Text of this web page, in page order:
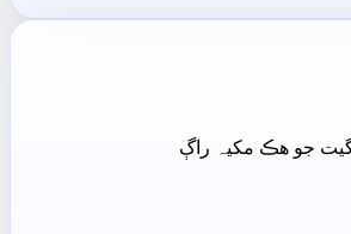
جو ھڪ مکيہ راڳ